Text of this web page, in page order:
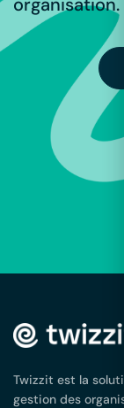
Twizzit est la
gestion des